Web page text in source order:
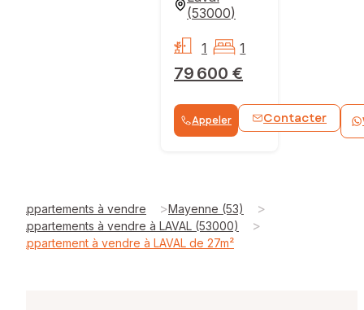
(53000)
79 600 €
1 1
Appeler Contacter
Appartements à vendre >Mayenne (53) >
Appartements à vendre à LAVAL (53000) >
Appartement à vendre à LAVAL de 27m²